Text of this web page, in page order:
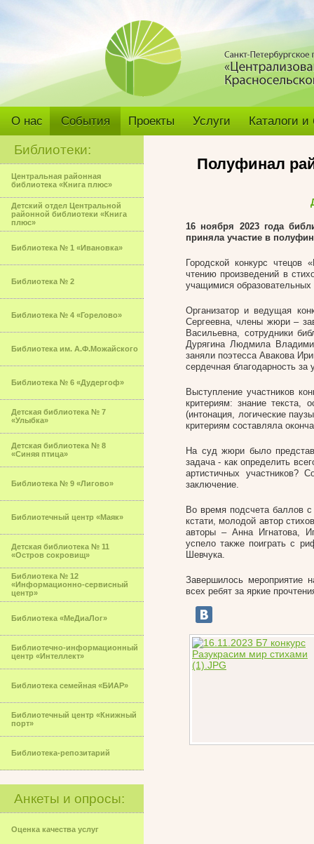
О нас События Проекты Услуги Каталоги
Библиотеки:
Центральная районная
библиотека «Книга плюс»
Детский отдел Центральной
районной библиотеки «Книга
плюс»
Библиотека № 1 «Ивановка»
Библиотека № 2
Библиотека № 4 «Горелово»
Библиотека им. А.Ф.Можайского
Библиотека № 6 «Дудергоф»
Детская библиотека № 7
«Улыбка»
Детская библиотека № 8
«Синяя птица»
Библиотека № 9 «Лигово»
Библиотечный центр «Маяк»
Детская библиотека № 11
«Остров сокровищ»
Библиотека № 12
«Информационно-сервисный
центр»
Библиотека «МеДиаЛог»
Библиотечно-информационный
центр «Интеллект»
Библиотека семейная «БИАР»
Библиотечный центр «Книжный
порт»
Библиотека-репозитарий
Анкеты и опросы:
Оценка качества услуг
Полуфинал
16 ноября 2023 года
приняла участие в
Городской конкурс чтецов
чтению произведений в
учащимися образовательных
Организатор и ведущая
Сергеевна, члены жюри –
Васильевна, сотрудники
Дурягина Людмила
заняли поэтесса Авакова
сердечная благодарность за
Выступление участников
критериям: знание текста,
(интонация, логические
критериям составляла
На суд жюри было
задача - как определить
артистичных участников?
заключение.
Во время подсчета баллов
кстати, молодой автор
авторы – Анна Игнатова,
успело также поиграть с
Шевчука.
Завершилось мероприятие
всех ребят за яркие